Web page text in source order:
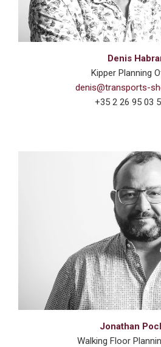
Denis
Kipper Planning
denis@transports-
+35 226 95 03
Jonathan
Walking Floor